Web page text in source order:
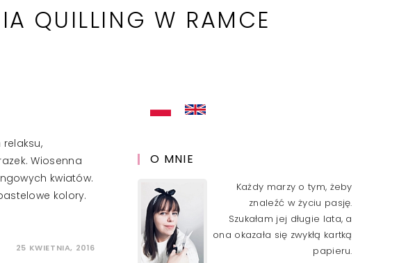
QUILLING W RAMCE
Wiosenna
kwiatów.
kolory.
25 KWIETNIA, 2016
O MNIE
Każdy marzy o tym, żeby
znaleźć w życiu pasję.
Szukałam jej długie lata, a
ona okazała się zwykłą kartką
papieru.